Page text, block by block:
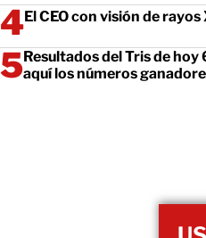
El CEO con visión de
Resultados del Tris de
aquí los números